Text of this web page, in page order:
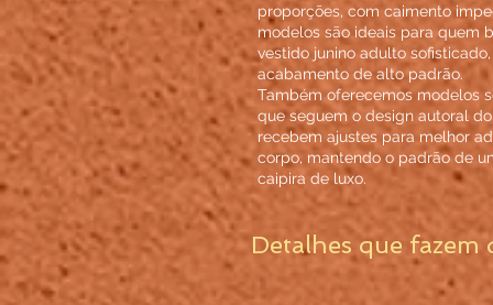
proporções, com caimento
modelos são ideais para quem
vestido junino adulto
acabamento de alto padrão.
Também oferecemos modelos
que seguem o design autoral
recebem ajustes para melhor
corpo, mantendo o padrão de
caipira de luxo.
Detalhes que fazem